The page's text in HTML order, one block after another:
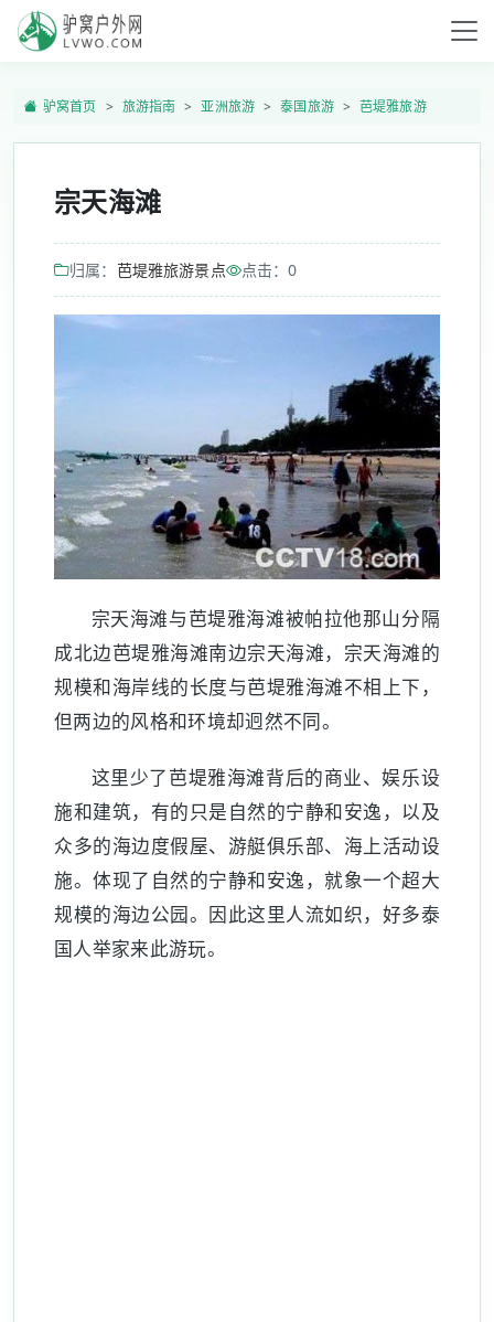
驴窝首页 旅游指南 亚洲旅游 泰国旅游 芭堤雅旅游
宗天海滩
归属： 芭堤雅旅游景点 点击：0
宗天海滩与芭堤雅海滩被帕拉他那山分隔
成北边芭堤雅海滩南边宗天海滩，宗天海滩的
规模和海岸线的长度与芭堤雅海滩不相上下，
但两边的风格和环境却迥然不同。
这里少了芭堤雅海滩背后的商业、娱乐设
施和建筑，有的只是自然的宁静和安逸，以及
众多的海边度假屋、游艇俱乐部、海上活动设
施。体现了自然的宁静和安逸，就象一个超大
规模的海边公园。因此这里人流如织，好多泰
国人举家来此游玩。